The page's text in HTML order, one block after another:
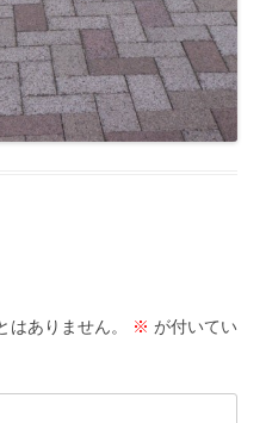
はありません。 ※ が付いてい